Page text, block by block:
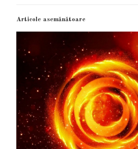
Articole asemănătoare